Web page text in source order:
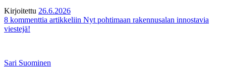
Kirjoitettu 26.6.2026
8 kommenttia artikkeliin Nyt pohtimaan rakennusalan innostavia
viestejä!
Sari Suominen